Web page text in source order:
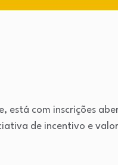
está com inscrições
de incentivo e